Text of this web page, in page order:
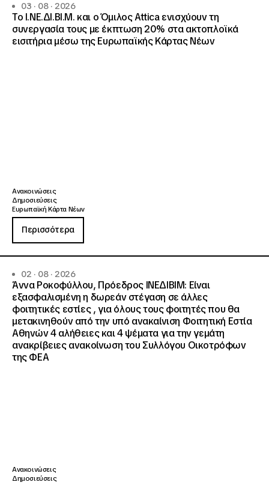
03 · 08 · 2026
Το Ι.ΝΕ.ΔΙ.ΒΙ.Μ. και o Όμιλος Attica ενισχύουν τη
συνεργασία τους με έκπτωση 20% στα ακτοπλοϊκά
εισιτήρια μέσω της Ευρωπαϊκής Κάρτας Νέων
Ανακοινώσεις
Δημοσιεύσεις
Ευρωπαϊκή Κάρτα Νέων
Περισσότερα
02 · 08 · 2026
Άννα Ροκοφύλλου, Πρόεδρος ΙΝΕΔΙΒΙΜ: Είναι
εξασφαλισμένη η δωρεάν στέγαση σε άλλες
φοιτητικές εστίες , για όλους τους φοιτητές που θα
μετακινηθούν από την υπό ανακαίνιση Φοιτητική Εστία
Αθηνών 4 αλήθειες και 4 ψέματα για την γεμάτη
ανακρίβειες ανακοίνωση του Συλλόγου Οικοτρόφων
της ΦΕΑ
Ανακοινώσεις
Δημοσιεύσεις